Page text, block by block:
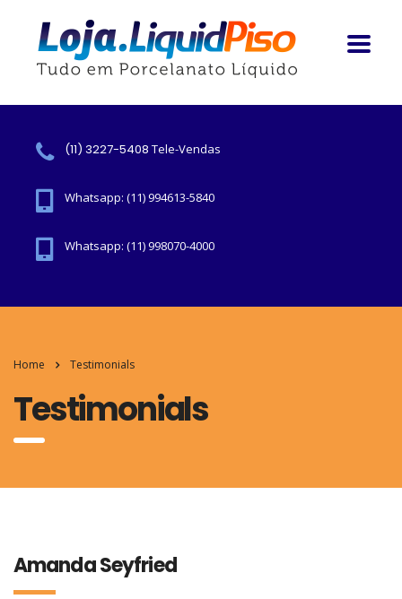
(11) 3227-5408 Tele-Vendas
Whatsapp: (11) 994613-5840
Whatsapp: (11) 998070-4000
Home Testimonials
Testimonials
Amanda Seyfried